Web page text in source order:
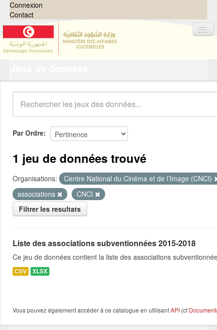
Connexion
Contact
Organisations
Groupes
Demandes 0
À propos
Par Ordre
1 jeu de données trouvé
Organisations:
Centre National du Cinéma et de l’Image (CNCI)
associations
CNCI
Filtrer les resultats
Liste des associations subventionnées 2015-2018
Ce jeu de données contient la liste des associations
CSV XLSX
Vous pouvez également accéder à ce catalogue en utilisantAPI (cf